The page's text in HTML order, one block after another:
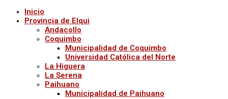
Inicio
Provincia de Elqui
Andacollo
Coquimbo
Municipalidad de Coquimbo
Universidad Católica del Norte
La Higuera
La Serena
Paihuano
Municipalidad de Paihuano